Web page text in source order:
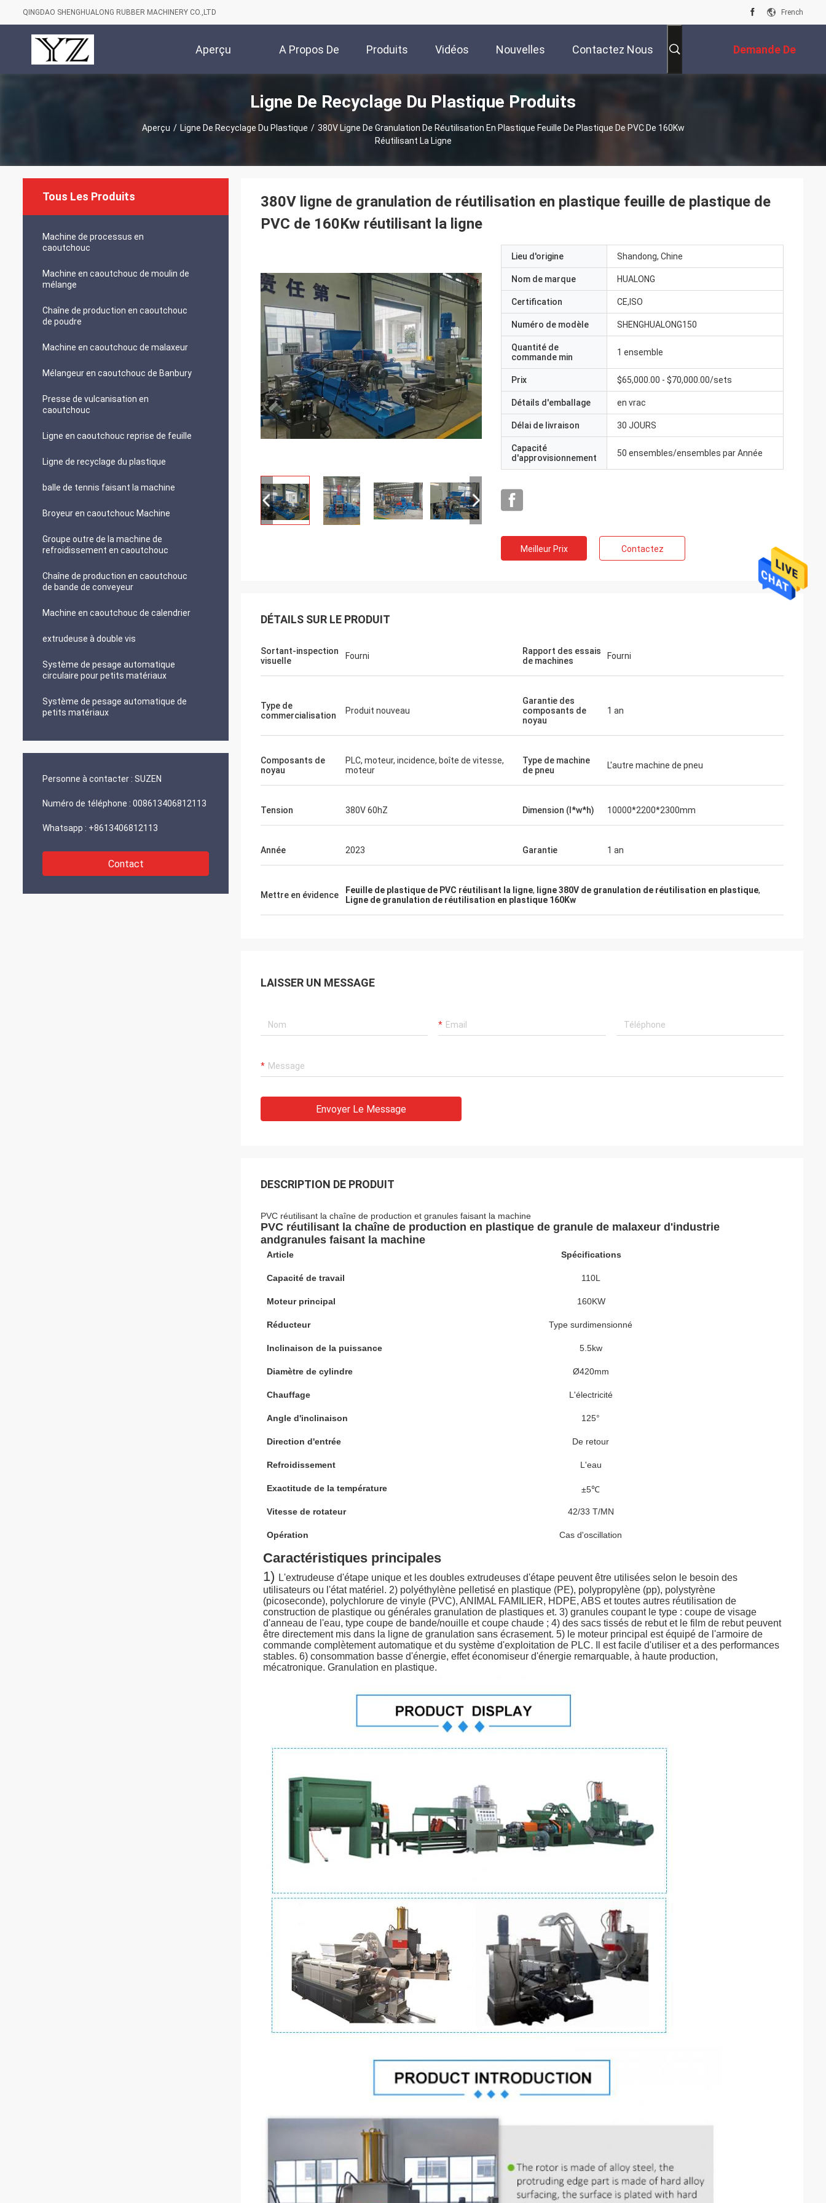
QINGDAO SHENGHUALONG RUBBER MACHINERY CO.,LTD French
Aperçu A Propos De
Nous
Produits Vidéos Nouvelles Contactez Nous Demande De
Soumission
Ligne De Recyclage Du Plastique Produits
Aperçu / Ligne De Recyclage Du Plastique / 380V Ligne De Granulation De Réutilisation En Plastique Feuille De Plastique De PVC De 160Kw
Réutilisant La Ligne
Tous Les Produits
Machine de processus en
caoutchouc
Machine en caoutchouc de moulin de
mélange
Chaîne de production en caoutchouc
de poudre
Machine en caoutchouc de malaxeur
Mélangeur en caoutchouc de Banbury
Presse de vulcanisation en
caoutchouc
Ligne en caoutchouc reprise de feuille
Ligne de recyclage du plastique
balle de tennis faisant la machine
Broyeur en caoutchouc Machine
Groupe outre de la machine de
refroidissement en caoutchouc
Chaîne de production en caoutchouc
de bande de conveyeur
Machine en caoutchouc de calendrier
extrudeuse à double vis
Système de pesage automatique
circulaire pour petits matériaux
Système de pesage automatique de
petits matériaux
Personne à contacter : SUZEN
Numéro de téléphone : 008613406812113
Whatsapp : +8613406812113
Contact
380V ligne de granulation de réutilisation en plastique feuille de plastique de
PVC de 160Kw réutilisant la ligne
Lieu d'origine Shandong, Chine
Nom de marque HUALONG
Certification CE,ISO
Numéro de modèle SHENGHUALONG150
Quantité de
commande min
1 ensemble
Prix $65,000.00 - $70,000.00/sets
Détails d'emballage en vrac
Délai de livraison 30 JOURS
Capacité
d'approvisionnement
50 ensembles/ensembles par Année
Meilleur Prix Contactez
DÉTAILS SUR LE PRODUIT
Sortant-inspection
visuelle
Fourni
Rapport des essais
de machines
Fourni
Type de
commercialisation
Produit nouveau
Garantie des
composants de
noyau
1 an
Composants de
noyau
PLC, moteur, incidence, boîte de vitesse,
moteur
Type de machine
de pneu
L'autre machine de pneu
Tension 380V 60hZ Dimension (l*w*h) 10000*2200*2300mm
Année 2023 Garantie 1 an
Mettre en évidence Feuille de plastique de PVC réutilisant la ligne, ligne 380V de granulation de réutilisation en plastique,
Ligne de granulation de réutilisation en plastique 160Kw
LAISSER UN MESSAGE
Envoyer Le Message
DESCRIPTION DE PRODUIT
PVC réutilisant la chaîne de production et granules faisant la machine
PVC réutilisant la chaîne de production en plastique de granule de malaxeur d'industrie
andgranules faisant la machine
Article Spécifications
Capacité de travail 110L
Moteur principal 160KW
Réducteur Type surdimensionné
Inclinaison de la puissance 5.5kw
Diamètre de cylindre Ø420mm
Chauffage L'électricité
Angle d'inclinaison 125°
Direction d'entrée De retour
Refroidissement L'eau
Exactitude de la température ±5℃
Vitesse de rotateur 42/33 T/MN
Opération Cas d'oscillation
Caractéristiques principales
1) L'extrudeuse d'étape unique et les doubles extrudeuses d'étape peuvent être utilisées selon le besoin des
utilisateurs ou l'état matériel. 2) polyéthylène pelletisé en plastique (PE), polypropylène (pp), polystyrène
(picoseconde), polychlorure de vinyle (PVC), ANIMAL FAMILIER, HDPE, ABS et toutes autres réutilisation de
construction de plastique ou générales granulation de plastiques et. 3) granules coupant le type : coupe de visage
d'anneau de l'eau, type coupe de bande/nouille et coupe chaude ; 4) des sacs tissés de rebut et le film de rebut peuvent
être directement mis dans la ligne de granulation sans écrasement. 5) le moteur principal est équipé de l'armoire de
commande complètement automatique et du système d'exploitation de PLC. Il est facile d'utiliser et a des performances
stables. 6) consommation basse d'énergie, effet économiseur d'énergie remarquable, à haute production,
mécatronique. Granulation en plastique.